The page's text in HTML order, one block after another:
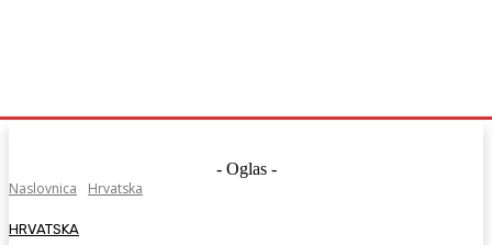
- Oglas -
Naslovnica
Hrvatska
HRVATSKA